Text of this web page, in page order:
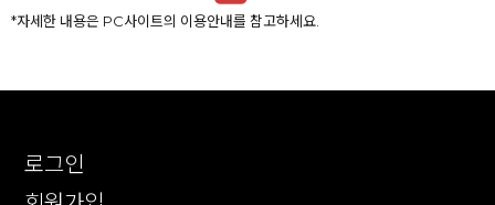
*자세한 내용은 PC사이트의 이용안내를 참고하세요.
로그인